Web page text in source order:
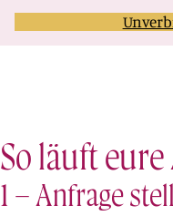
So läuft
1 – Anfrage